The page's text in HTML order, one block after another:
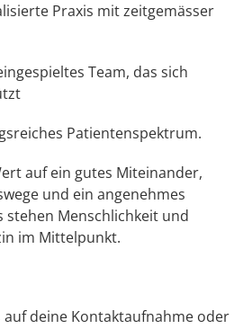
Praxis mit zeitgemässer
Team, das sich
Patientenspektrum.
auf ein gutes Miteinander,
und ein angenehmes
stehen Menschlichkeit und
im Mittelpunkt.
deine Kontaktaufnahme oder